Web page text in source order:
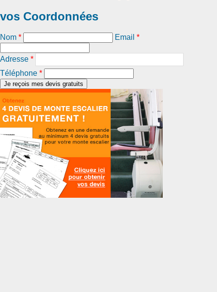
vos Coordonnées
Nom * Email *
Adresse *
Téléphone *